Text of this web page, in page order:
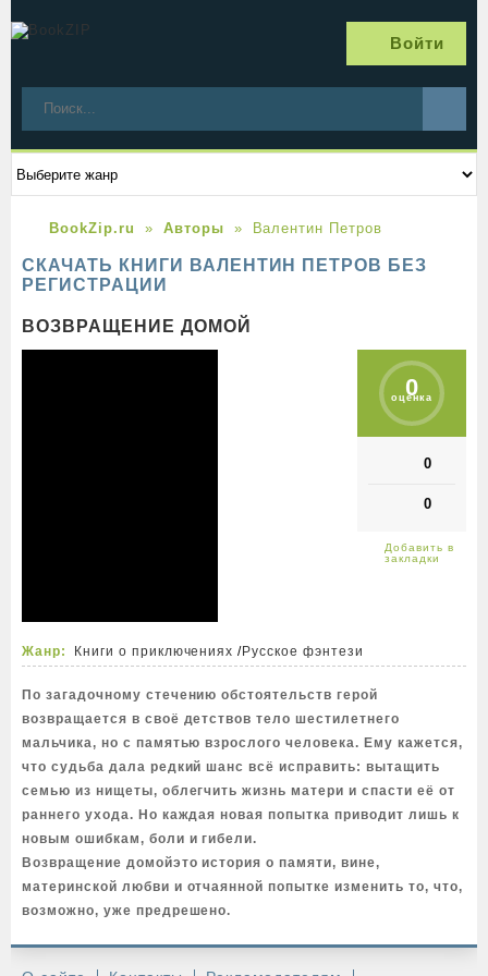
Войти
BookZip.ru Авторы Валентин Петров
СКАЧАТЬ КНИГИ ВАЛЕНТИН ПЕТРОВ БЕЗ
РЕГИСТРАЦИИ
ВОЗВРАЩЕНИЕ ДОМОЙ
0
оценка
0
0
Жанр: Книги о приключениях /Русское фэнтези
По загадочному стечению обстоятельств герой
возвращается в своё детствов тело шестилетнего
мальчика, но с памятью взрослого человека. Ему кажется,
что судьба дала редкий шанс всё исправить: вытащить
семью из нищеты, облегчить жизнь матери и спасти её от
раннего ухода. Но каждая новая попытка приводит лишь к
новым ошибкам, боли и гибели.
Возвращение домойэто история о памяти, вине,
материнской любви и отчаянной попытке изменить то, что,
возможно, уже предрешено.